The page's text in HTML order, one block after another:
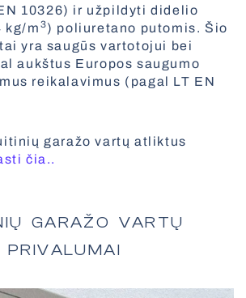
10326) ir užpildyti didelio
kg/m 3) poliuretano putomis. Šio
yra saugūs vartotojui bei
aukštus Europos saugumo
reikalavimus (pagal LT EN
garažo vartų atliktus
čia..
GARAŽO VARTŲ
PRIVALUMAI